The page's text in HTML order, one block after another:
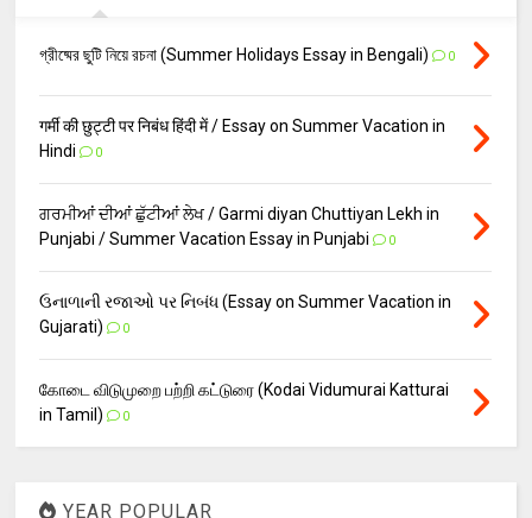
গ্রীষ্মের ছুটি নিয়ে রচনা (Summer Holidays Essay in Bengali) 0
गर्मी की छुट्टी पर निबंध हिंदी में / Essay on Summer Vacation in
Hindi
0
ਗਰਮੀਆਂ ਦੀਆਂ ਛੁੱਟੀਆਂ ਲੇਖ / Garmi diyan Chuttiyan Lekh in
Punjabi / Summer Vacation Essay in Punjabi
0
ઉનાળાની રજાઓ પર નિબંધ (Essay on Summer Vacation in
Gujarati)
0
கோடை விடுமுறை பற்றி கட்டுரை (Kodai Vidumurai Katturai
in Tamil)
0
YEAR POPULAR